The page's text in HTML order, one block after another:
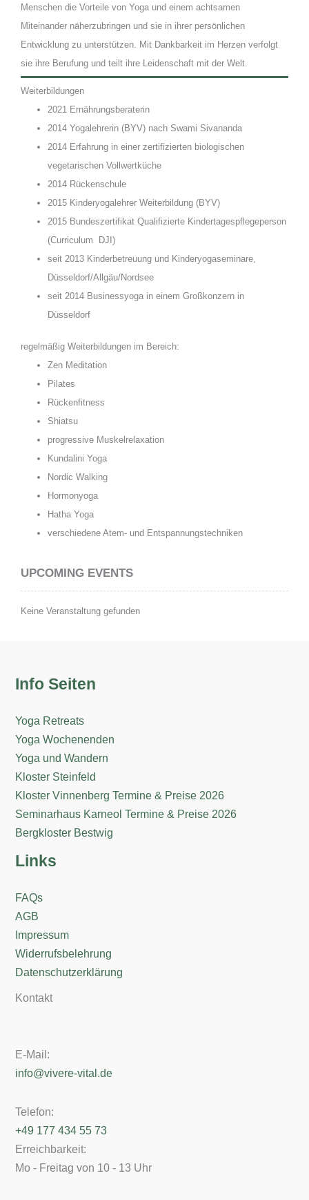
Menschen die Vorteile von Yoga und einem achtsamen
Miteinander näherzubringen und sie in ihrer persönlichen
Entwicklung zu unterstützen. Mit Dankbarkeit im Herzen verfolgt
sie ihre Berufung und teilt ihre Leidenschaft mit der Welt.
Weiterbildungen
2021 Ernährungsberaterin
2014 Yogalehrerin (BYV) nach Swami Sivananda
2014 Erfahrung in einer zertifizierten biologischen
vegetarischen Vollwertküche
2014 Rückenschule
2015 Kinderyogalehrer Weiterbildung (BYV)
2015 Bundeszertifikat Qualifizierte Kindertagespflegeperson
(Curriculum DJI)
seit 2013 Kinderbetreuung und Kinderyogaseminare,
Düsseldorf/Allgäu/Nordsee
seit 2014 Businessyoga in einem Großkonzern in
Düsseldorf
regelmäßig Weiterbildungen im Bereich:
Zen Meditation
Pilates
Rückenfitness
Shiatsu
progressive Muskelrelaxation
Kundalini Yoga
Nordic Walking
Hormonyoga
Hatha Yoga
verschiedene Atem- und Entspannungstechniken
UPCOMING EVENTS
Keine Veranstaltung gefunden
Info Seiten
Yoga Retreats
Yoga Wochenenden
Yoga und Wandern
Kloster Steinfeld
Kloster Vinnenberg Termine & Preise 2026
Seminarhaus Karneol Termine & Preise 2026
Bergkloster Bestwig
Links
FAQs
AGB
Impressum
Widerrufsbelehrung
Datenschutzerklärung
Kontakt
E-Mail:
info@vivere-vital.de
Telefon:
+49 177 434 55 73
Erreichbarkeit:
Mo - Freitag von 10 - 13 Uhr